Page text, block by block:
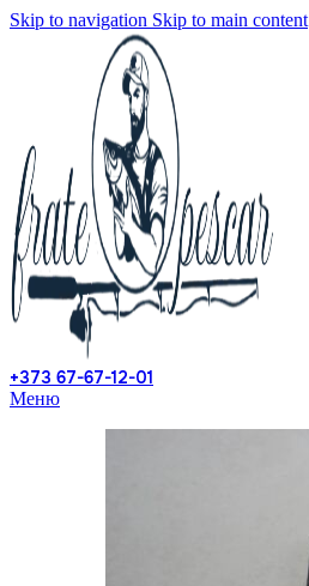
Skip to navigation Skip to main content
+373 67-67-12-01
Меню